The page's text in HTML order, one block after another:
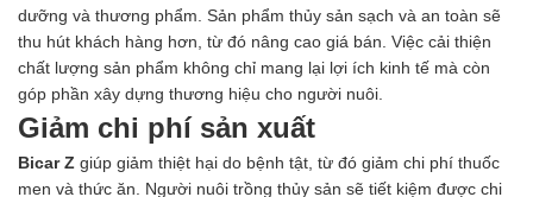
dưỡng và thương phẩm. Sản phẩm thủy sản sạch và an toàn sẽ
thu hút khách hàng hơn, từ đó nâng cao giá bán. Việc cải thiện
chất lượng sản phẩm không chỉ mang lại lợi ích kinh tế mà còn
góp phần xây dựng thương hiệu cho người nuôi.
Giảm chi phí sản xuất
Bicar Z giúp giảm thiệt hại do bệnh tật, từ đó giảm chi phí thuốc
men và thức ăn. Người nuôi trồng thủy sản sẽ tiết kiệm được chi